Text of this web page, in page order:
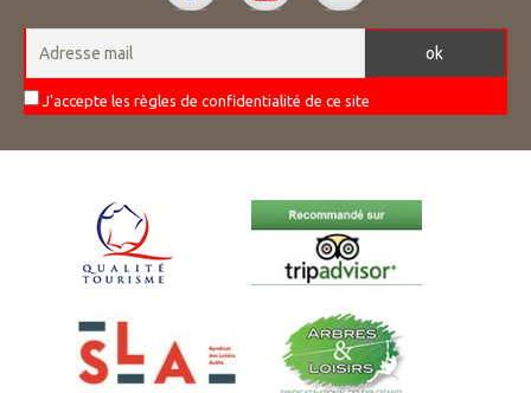
J'accepte les règles de confidentialité de ce site